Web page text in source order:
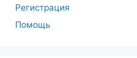
Регистрация
Помощь